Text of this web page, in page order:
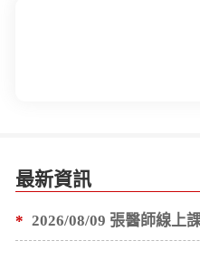
最新資訊
* 2026/08/09 張醫師線上課程 主題 : 褥瘡案例後